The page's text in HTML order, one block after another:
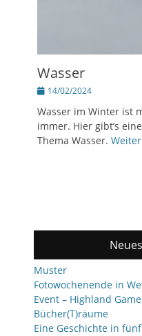
Wasser
Posted
14/02/2024
Wasser im Winter ist
immer. Hier gibt’s
Thema Wasser.
Muster
Fotowochenende in
Event – Highland
Bücher(T)räume
Eine Geschichte in